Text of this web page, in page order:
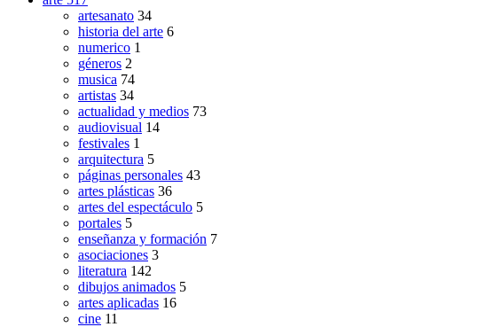
artesanato 34
historia del arte 6
numerico 1
géneros 2
musica 74
artistas 34
actualidad y medios 73
audiovisual 14
festivales 1
arquitectura 5
páginas personales 43
artes plásticas 36
artes del espectáculo 5
portales 5
enseñanza y formación 7
asociaciones 3
literatura 142
dibujos animados 5
artes aplicadas 16
cine 11